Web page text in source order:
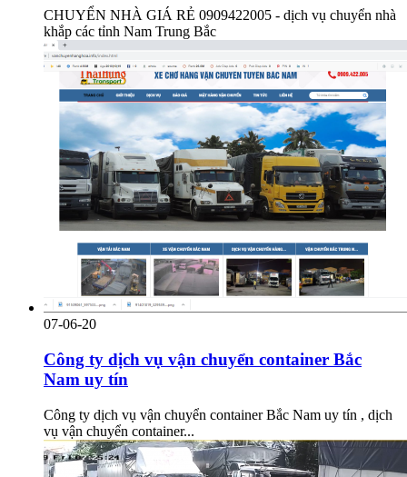
CHUYỂN NHÀ GIÁ RẺ 0909422005 - dịch vụ chuyển nhà
khắp các tỉnh Nam Trung Bắc
07-06-20
Công ty dịch vụ vận chuyển container Bắc
Nam uy tín
Công ty dịch vụ vận chuyển container Bắc Nam uy tín , dịch
vụ vận chuyển container...